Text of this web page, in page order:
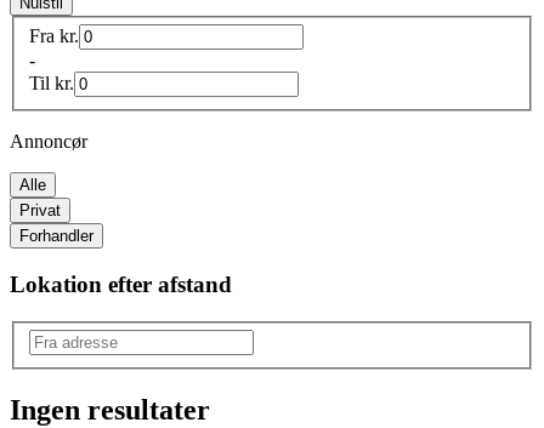
Fra kr.
-
Til kr.
Annoncør
Alle
Privat
Forhandler
Lokation efter afstand
Ingen resultater